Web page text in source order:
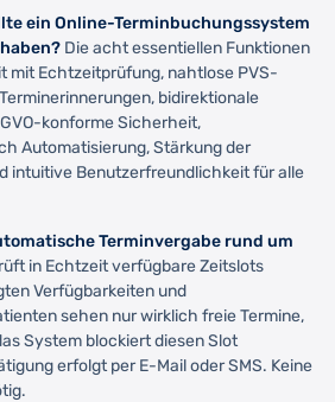
ein Online-Terminbuchungssystem
Die acht essentiellen Funktionen
mit Echtzeitprüfung, nahtlose PVS-
bidirektionale
konforme Sicherheit,
Automatisierung, Stärkung der
intuitive Benutzerfreundlichkeit für alle
Terminvergabe rund um
in Echtzeit verfügbare Zeitslots
Verfügbarkeiten und
sehen nur wirklich freie Termine,
System blockiert diesen Slot
erfolgt per E-Mail oder SMS. Keine